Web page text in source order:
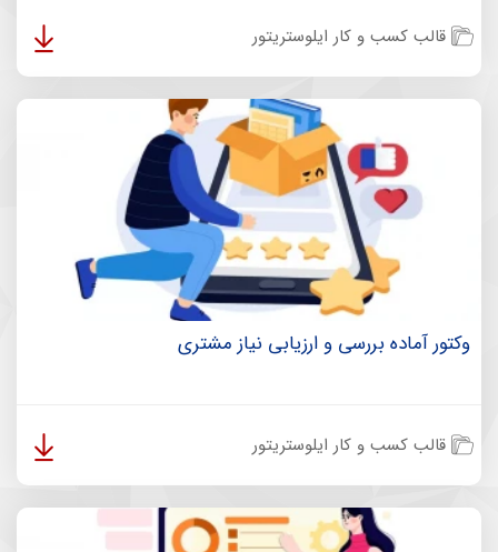
قالب کسب و کار ایلوستریتور
وکتور آماده بررسی و ارزیابی نیاز مشتری
قالب کسب و کار ایلوستریتور